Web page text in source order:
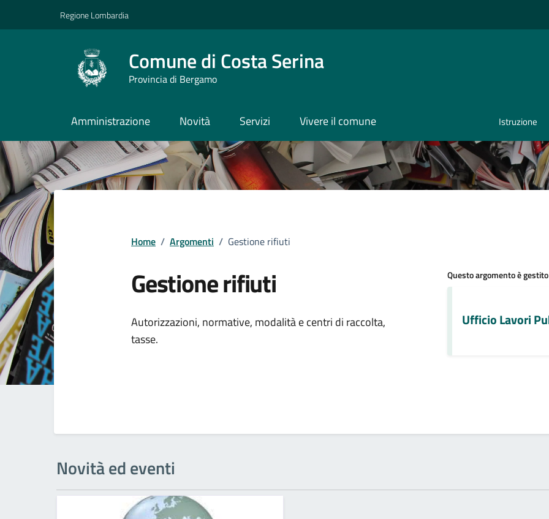
Regione Lombardia
Comune di Costa Serina
Provincia di Bergamo
Amministrazione Novità Servizi Vivere il comune Istruzione
Home / Argomenti / Gestione rifiuti
Gestione rifiuti
Dettagli della notizia
Autorizzazioni, normative, modalità e centri di raccolta,
tasse.
Questo argomento è
Ufficio Lavori
Novità ed eventi